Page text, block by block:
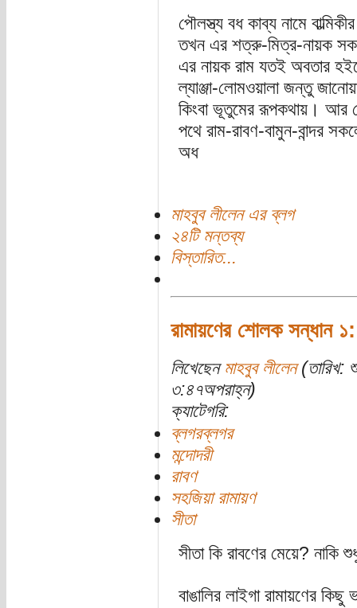
পৌলস্ত্য বধ কাব্য নামে
তখন এর শত্রু-মিত্র-নায়ক
এর নায়ক রাম যতই অবতার
ল্যাঞ্জা-লোমওয়ালা জন্তু
কিংবা ভূতুমের রূপকথায়। আর
পথে রাম-রাবণ-বামুন-বান্দর
অধ
মাহবুব লীলেন এর ব্লগ
২৪টি মন্তব্য
বিস্তারিত...
রামায়ণের শোলক সন্ধান
লিখেছেন মাহবুব লীলেন(তারিখ:
৩:৪৭অপরাহ্ন)
ক্যাটেগরি:
ব্লগরব্লগর
মন্দোদরী
রাবণ
সহজিয়া রামায়ণ
সীতা
সীতা কি রাবণের মেয়ে? নাকি
বাঙালির লাইগা রামায়ণের